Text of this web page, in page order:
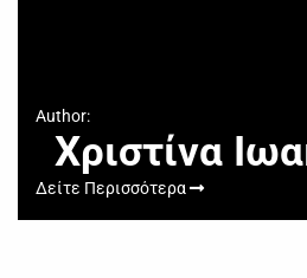
Author:
Χριστίνα
Δείτε Περισσότερα